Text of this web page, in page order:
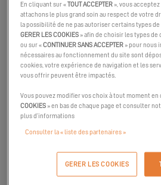
Nous lançons une nouvelle catégorie
travailler. Nous avons le sentiment
En cliquant sur «TOUT ACCEPTER », vous
attachons le plus grand soin au respect de votre
la possibilité de ne pas autoriser certains types
GERER LES COOKIES » afin de choisir les types
ou sur «CONTINUER SANS ACCEPTER » pour nous
nécessaires au fonctionnement du site sont
cookies, votre expérience de navigation et les
vous offrir peuvent être impactés.
Vous pouvez modifier vos choix à tout moment
COOKIES » en bas de chaque page et consulter
plus d’informations
Consulter la « liste des partenaires »
GERER LES COOKIES